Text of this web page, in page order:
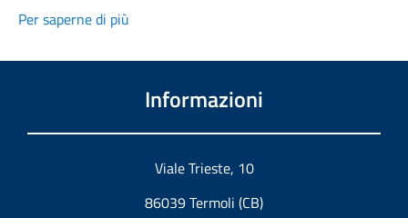
Per saperne di più
Informazioni
Viale Trieste, 10
86039 Termoli (CB)